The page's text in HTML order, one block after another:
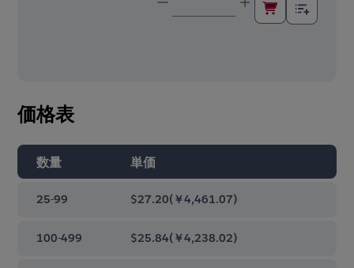
価格表
数量 単価
25-99 $27.20(￥4,461.07)
100-499 $25.84(￥4,238.02)